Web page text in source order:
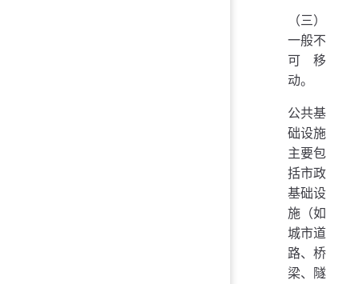
（三）
一般不
可移
动。
公共基
础设施
主要包
括市政
基础设
施（如
城市道
路、桥
梁、隧